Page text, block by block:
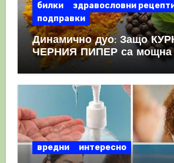
билки
здравословни
подправки
Динамично дуо: Защо
ЧЕРНИЯ ПИПЕР са мощна
комбинация
вредни интересно